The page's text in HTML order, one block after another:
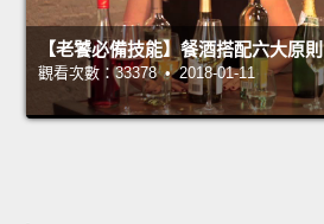
【老饕必備技能】餐酒搭配六大原則
觀看次數：33378 • 2018-01-11